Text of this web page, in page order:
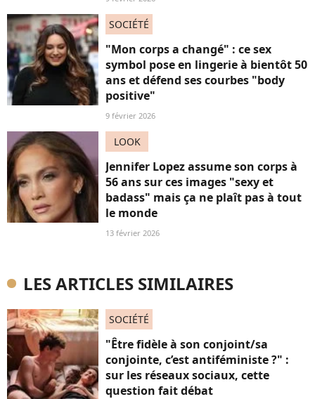
SOCIÉTÉ
"Mon corps a changé" : ce sex
symbol pose en lingerie à bientôt 50
ans et défend ses courbes "body
positive"
9 février 2026
LOOK
Jennifer Lopez assume son corps à
56 ans sur ces images "sexy et
badass" mais ça ne plaît pas à tout
le monde
13 février 2026
LES ARTICLES SIMILAIRES
SOCIÉTÉ
"Être fidèle à son conjoint/sa
conjointe, c’est antiféministe ?" :
sur les réseaux sociaux, cette
question fait débat